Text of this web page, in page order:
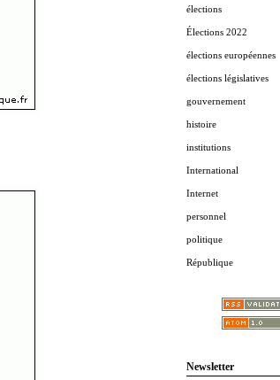
élections
Élections 2022
élections européennes
élections législatives
gouvernement
histoire
institutions
International
Internet
personnel
politique
République
Newsletter